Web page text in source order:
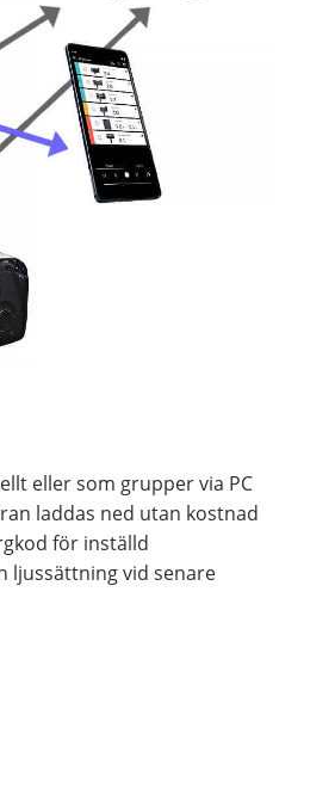
eller som grupper via PC
laddas ned utan kostnad
för inställd
ljussättning vid senare